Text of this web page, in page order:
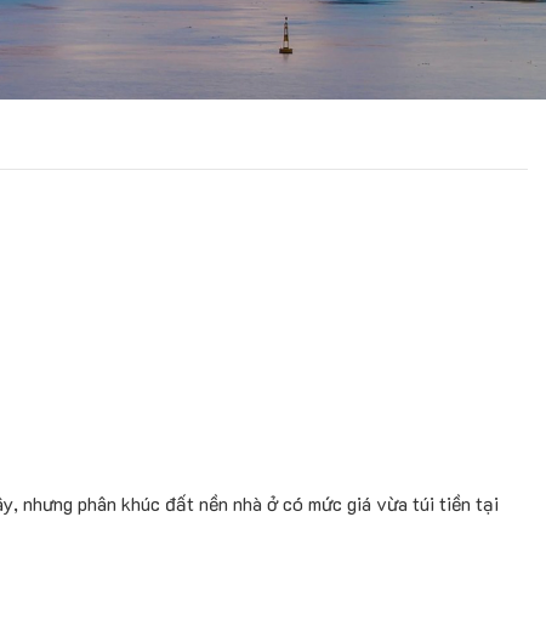
nhưng phân khúc đất nền nhà ở có mức giá vừa túi tiền tại